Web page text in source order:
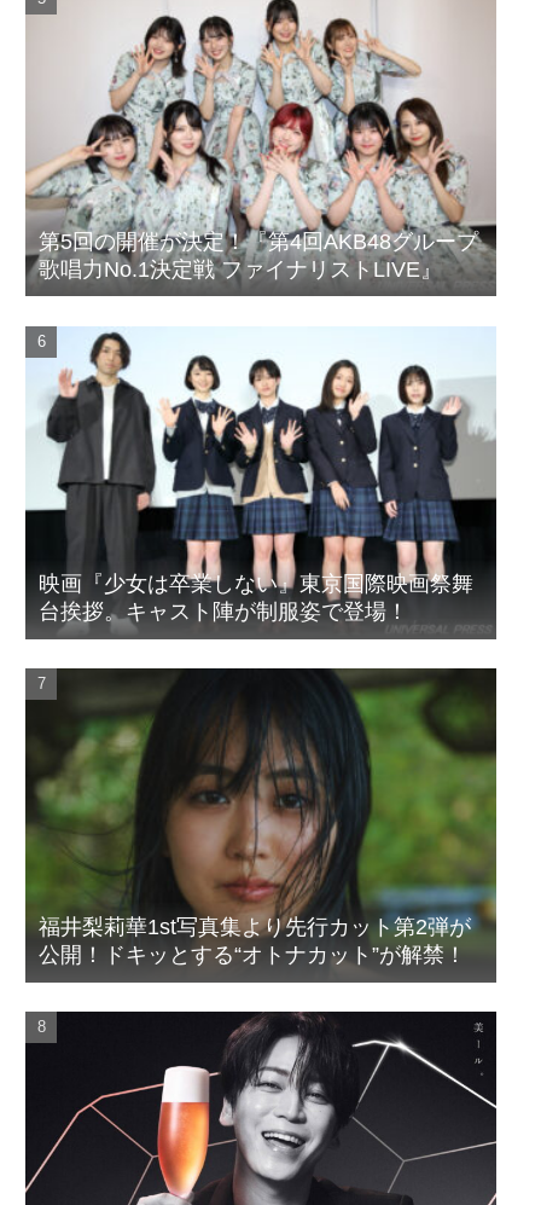
第5回の開催が決定！『第4回AKB48グループ
歌唱力No.1決定戦 ファイナリストLIVE』
映画『少女は卒業しない』東京国際映画祭舞
台挨拶。キャスト陣が制服姿で登場！
福井梨莉華1st写真集より先行カット第2弾が
公開！ドキッとする“オトナカット”が解禁！